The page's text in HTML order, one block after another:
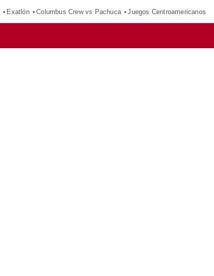
Exatlón Columbus Crew vs Pachuca Juegos Centroamericanos